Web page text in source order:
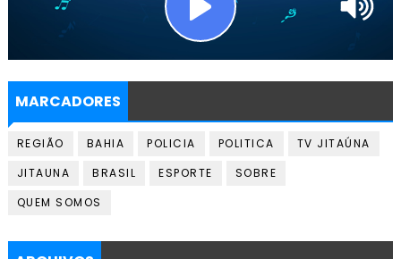
MARCADORES
REGIÃO BAHIA POLICIA POLITICA
TV JITAÚNA
JITAUNA
BRASIL ESPORTE
SOBRE
QUEM SOMOS